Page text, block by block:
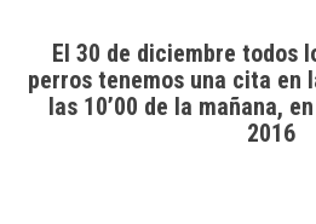
El 30 de diciembre todos
perros tenemos una cita en
las 10’00 de la mañana,
2016